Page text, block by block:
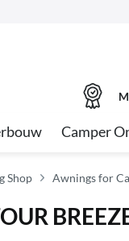
Camper
Shop Awnings for